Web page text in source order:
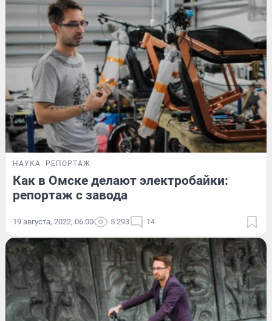
НАУКА РЕПОРТАЖ
Как в Омске делают электробайки:
репортаж с завода
19 августа, 2022, 06:00 5 293 14